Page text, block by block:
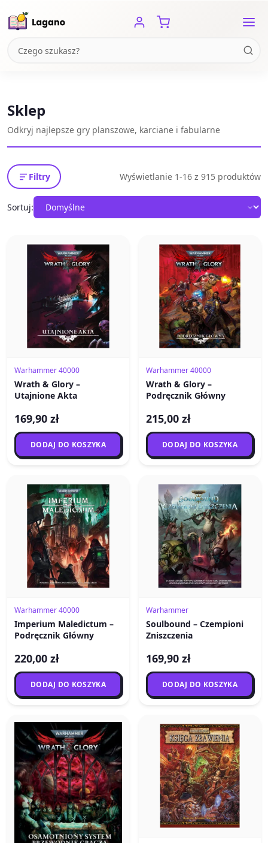
Sklep
Odkryj najlepsze gry planszowe, karciane i fabularne
Filtry Wyświetlanie 1-16 z 915 produktów
Sortuj:
Warhammer 40000
Wrath & Glory –
Utajnione Akta
169,90 zł
DODAJ DO KOSZYKA
Warhammer 40000
Wrath & Glory –
Podręcznik Główny
215,00 zł
DODAJ DO KOSZYKA
Warhammer 40000
Imperium Maledictum –
Podręcznik Główny
220,00 zł
DODAJ DO KOSZYKA
Warhammer
Soulbound – Czempioni
Zniszczenia
169,90 zł
DODAJ DO KOSZYKA